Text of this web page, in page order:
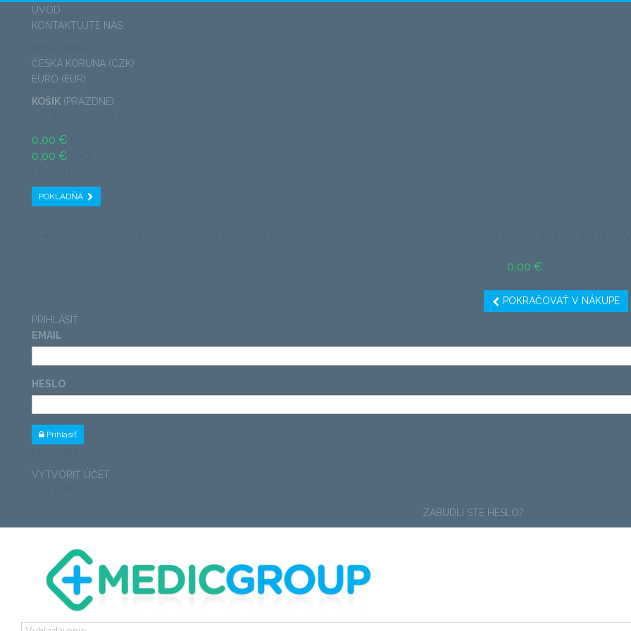
ÚVOD
KONTAKTUJTE NÁS
ČESKÁ KORUNA (CZK)
EURO (EUR)
KOŠÍK (PRÁZDNE)
0,00 €
0,00 €
POKLADŇA
0,00 €
POKRAČOVAŤ V NÁKUPE
PRIHLÁSIŤ
EMAIL
HESLO
Prihlásiť
VYTVORIŤ ÚČET
ZABUDLI STE HESLO?